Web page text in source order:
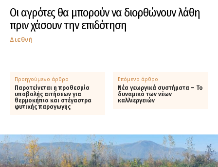
Οι αγρότες θα μπορούν να διορθώνουν λάθη
πριν χάσουν την επιδότηση
Διεθνή
Προηγούμενο άρθρο
Παρατείνεται η προθεσμία
υποβολής αιτήσεων για
θερμοκήπια και στέγαστρα
φυτικής παραγωγής
Επόμενο άρθρο
Νέα γεωργικά συστήματα – Το
δυναμικό των νέων
καλλιεργειών